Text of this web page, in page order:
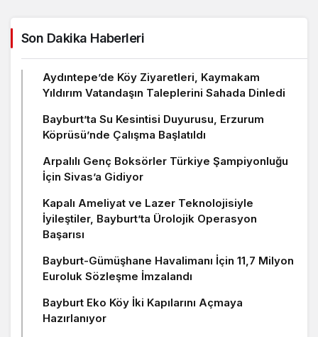
Son Dakika Haberleri
Aydıntepe’de Köy Ziyaretleri, Kaymakam
Yıldırım Vatandaşın Taleplerini Sahada Dinledi
Bayburt’ta Su Kesintisi Duyurusu, Erzurum
Köprüsü’nde Çalışma Başlatıldı
Arpalılı Genç Boksörler Türkiye Şampiyonluğu
İçin Sivas’a Gidiyor
Kapalı Ameliyat ve Lazer Teknolojisiyle
İyileştiler, Bayburt’ta Ürolojik Operasyon
Başarısı
Bayburt-Gümüşhane Havalimanı İçin 11,7 Milyon
Euroluk Sözleşme İmzalandı
Bayburt Eko Köy İki Kapılarını Açmaya
Hazırlanıyor